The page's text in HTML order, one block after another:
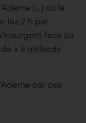
(…) où le
les 2 h par
face au
« 4 milliards
par ces